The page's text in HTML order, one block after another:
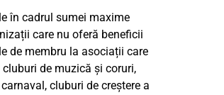
în cadrul sumei maxime
care nu oferă beneficii
de membru la asociații care
de muzică și coruri,
cluburi de creștere a